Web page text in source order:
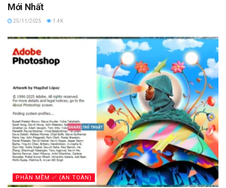
Mới Nhất
25/11/2025 1.4K
PHẦN MỀM ✅ (AN TOÀN)